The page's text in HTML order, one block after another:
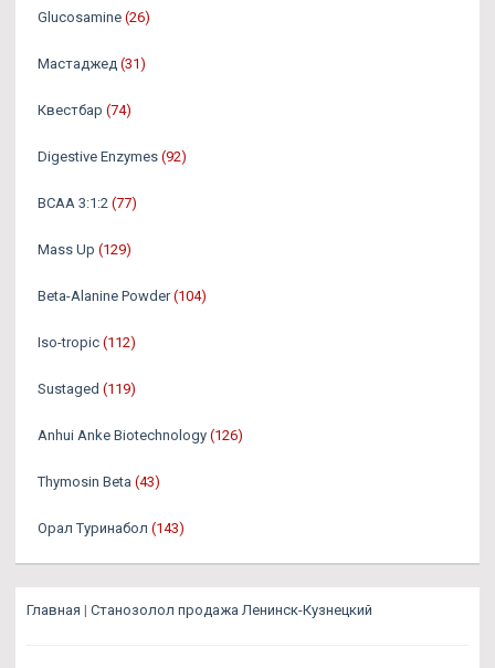
Glucosamine (26)
Мастаджед (31)
Квестбар (74)
Digestive Enzymes (92)
BCAA 3:1:2 (77)
Mass Up (129)
Beta-Alanine Powder (104)
Iso-tropic (112)
Sustaged (119)
Anhui Anke Biotechnology (126)
Thymosin Beta (43)
Орал Туринабол (143)
Главная | Станозолол продажа Ленинск-Кузнецкий